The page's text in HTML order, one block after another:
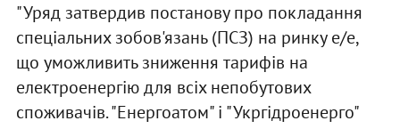
"Уряд затвердив постанову про покладання
спеціальних зобов'язань (ПСЗ) на ринку е/е,
що уможливить зниження тарифів на
електроенергію для всіх непобутових
споживачів. "Енергоатом" і "Укргідроенерго"